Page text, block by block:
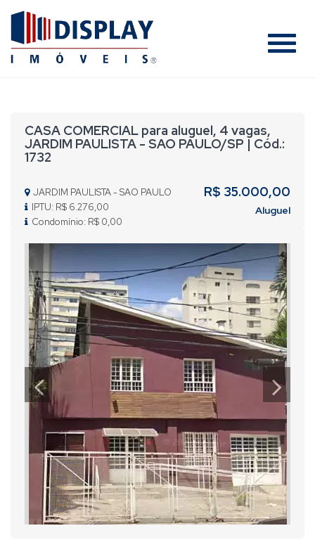
#
CASA COMERCIAL para aluguel, 4 vagas,
JARDIM PAULISTA - SAO PAULO/SP | Cód.:
1732
JARDIM PAULISTA - SAO PAULO
IPTU: R$ 6.276,00
Condomínio: R$ 0,00
R$ 35.000,00
Aluguel
Previous